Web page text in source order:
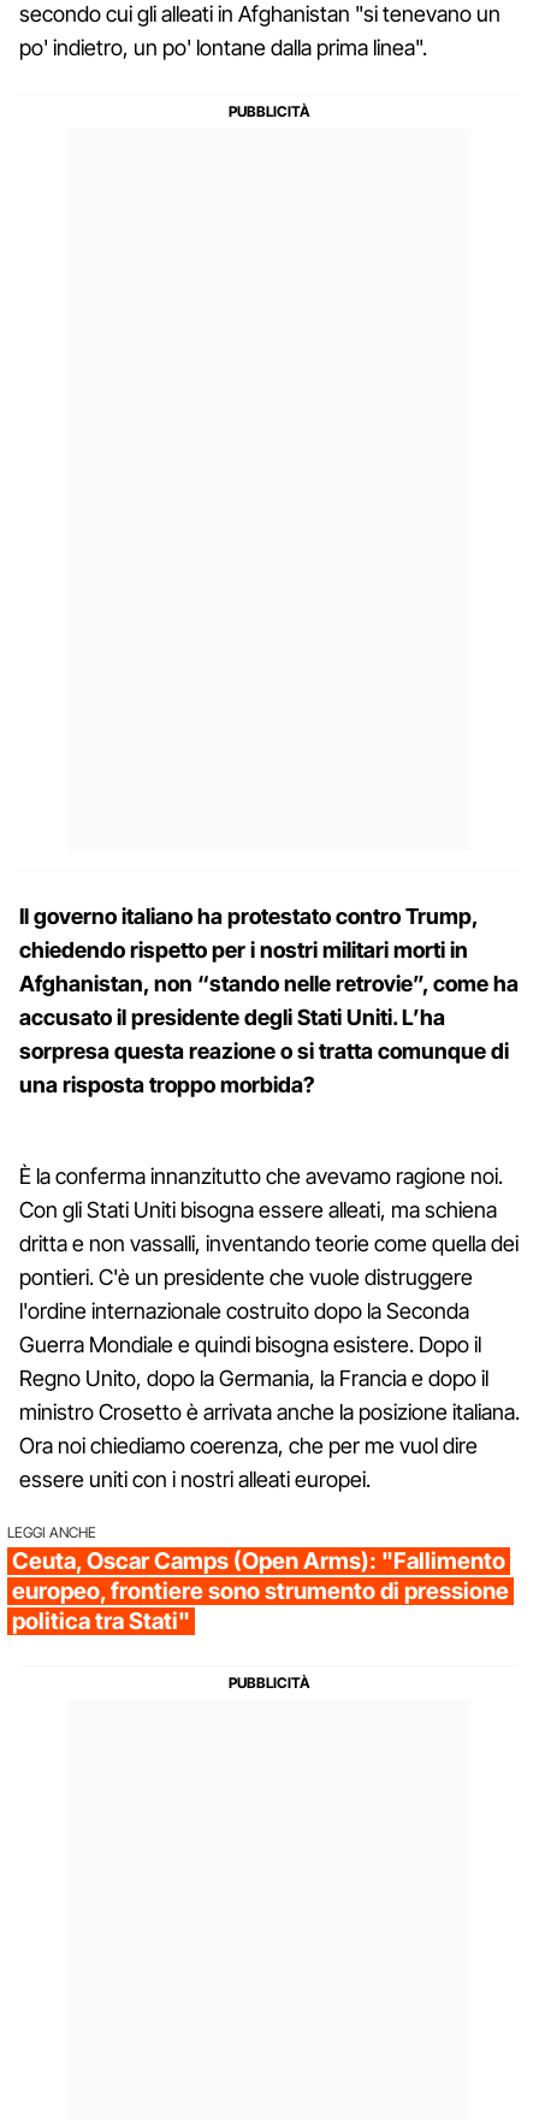
secondo cui gli alleati in Afghanistan "si tenevano un
po' indietro, un po' lontane dalla prima linea".
Il governo italiano ha protestato contro Trump,
chiedendo rispetto per i nostri militari morti in
Afghanistan, non “stando nelle retrovie”, come ha
accusato il presidente degli Stati Uniti. L’ha
sorpresa questa reazione o si tratta comunque di
una risposta troppo morbida?
È la conferma innanzitutto che avevamo ragione noi.
Con gli Stati Uniti bisogna essere alleati, ma schiena
dritta e non vassalli, inventando teorie come quella dei
pontieri. C'è un presidente che vuole distruggere
l'ordine internazionale costruito dopo la Seconda
Guerra Mondiale e quindi bisogna esistere. Dopo il
Regno Unito, dopo la Germania, la Francia e dopo il
ministro Crosetto è arrivata anche la posizione italiana.
Ora noi chiediamo coerenza, che per me vuol dire
essere uniti con i nostri alleati europei.
LEGGI ANCHE
Ceuta, Oscar Camps (Open Arms): "Fallimento
europeo, frontiere sono strumento di pressione
politica tra Stati"